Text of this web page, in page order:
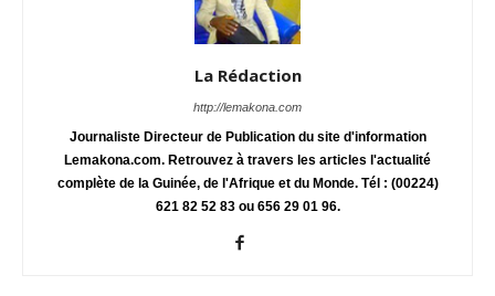
La Rédaction
http://lemakona.com
Journaliste Directeur de Publication du site d'information
Lemakona.com. Retrouvez à travers les articles l'actualité
complète de la Guinée, de l'Afrique et du Monde. Tél : (00224)
621 82 52 83 ou 656 29 01 96.